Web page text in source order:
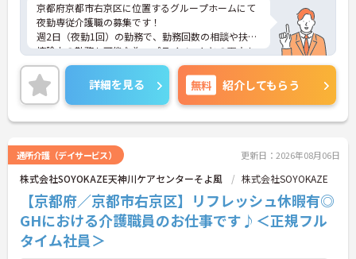
京都府京都市右京区に位置するグループホームにて
夜勤専従介護職の募集です！
週2日（夜勤1回）の勤務で、勤務回数の相談や扶養
控除内の勤務も可能な為、プライベートとの両立も
可能です！
ご興味ある方には、面接対策ポイントなど、さらに
詳細をお話しいたしますのでお気軽にご相談くださ
い！
詳細を見る 無料 紹介してもらう
通所介護（デイサービス） 更新日：2026年08月06日
株式会社SOYOKAZE天神川ケアセンターそよ風 株式会社SOYOKAZE
【京都府／京都市右京区】リフレッシュ休暇有◎
GHにおける介護職員のお仕事です♪＜正規フル
タイム社員＞